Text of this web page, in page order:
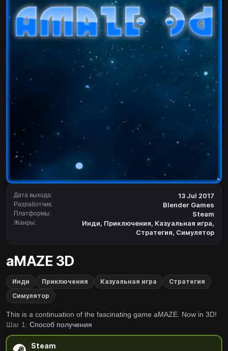
Дата выхода: 13 Jul 2017
Разработчик: Blender Games
Платформы: Steam
Жанры: Инди, Приключения, Казуальная игра,
Стратегия, Симулятор
aMAZE 3D
Инди Приключения Казуальная игра
Стратегия
Симулятор
This is a continuation of the fascinating game aMAZE. Now in 3D!
Шаг 1: Способ получения
Steam